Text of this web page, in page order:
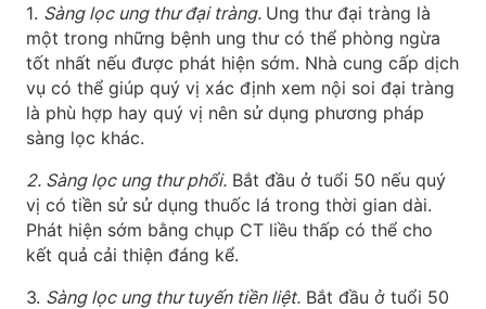
1. Sàng lọc ung thư đại tràng. Ung thư đại tràng là
một trong những bệnh ung thư có thể phòng ngừa
tốt nhất nếu được phát hiện sớm. Nhà cung cấp dịch
vụ có thể giúp quý vị xác định xem nội soi đại tràng
là phù hợp hay quý vị nên sử dụng phương pháp
sàng lọc khác.
2. Sàng lọc ung thư phổi. Bắt đầu ở tuổi 50 nếu quý
vị có tiền sử sử dụng thuốc lá trong thời gian dài.
Phát hiện sớm bằng chụp CT liều thấp có thể cho
kết quả cải thiện đáng kể.
3. Sàng lọc ung thư tuyến tiền liệt. Bắt đầu ở tuổi 50